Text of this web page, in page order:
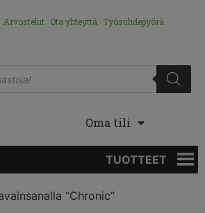
Arvostelut Ota yhteyttä Työsuhdepyörä
Oma tili
TUOTTEET
“Chronic”